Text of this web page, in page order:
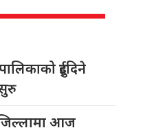
दुईदिने
आज